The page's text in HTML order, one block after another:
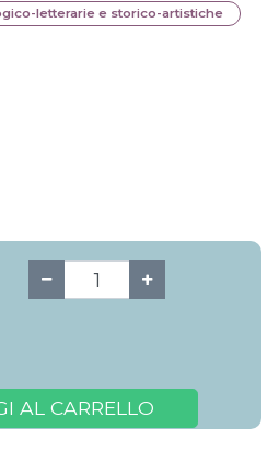
letterarie e storico-artistiche
AL CARRELLO